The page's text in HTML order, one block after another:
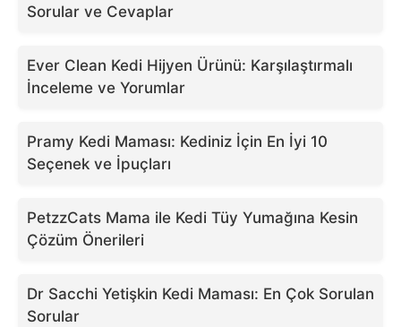
Sorular ve Cevaplar
Ever Clean Kedi Hijyen Ürünü: Karşılaştırmalı
İnceleme ve Yorumlar
Pramy Kedi Maması: Kediniz İçin En İyi 10
Seçenek ve İpuçları
PetzzCats Mama ile Kedi Tüy Yumağına Kesin
Çözüm Önerileri
Dr Sacchi Yetişkin Kedi Maması: En Çok Sorulan
Sorular